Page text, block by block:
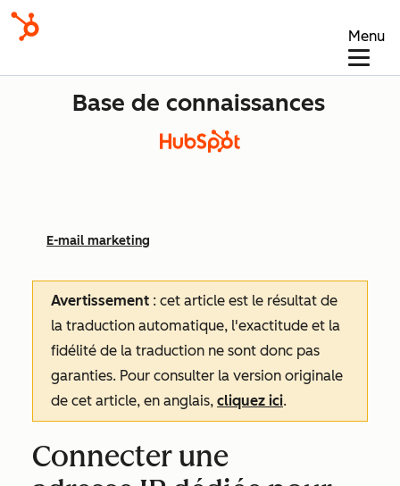
Menu
Base de connaissances
E-mail marketing
Avertissement : cet article est le résultat de
la traduction automatique, l'exactitude et la
fidélité de la traduction ne sont donc pas
garanties. Pour consulter la version originale
de cet article, en anglais, cliquez ici.
Connecter une